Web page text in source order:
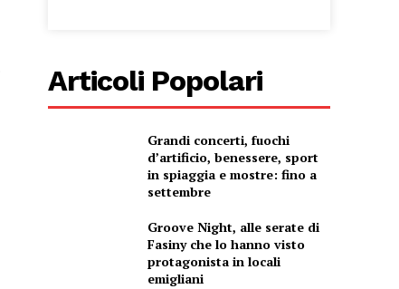
Articoli Popolari
Grandi concerti, fuochi
d’artificio, benessere, sport
in spiaggia e mostre: fino a
settembre
Groove Night, alle serate di
Fasiny che lo hanno visto
protagonista in locali
emigliani